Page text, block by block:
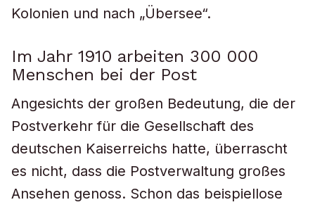
Kolonien und nach „Übersee“.
Im Jahr 1910 arbeiten 300 000
Menschen bei der Post
Angesichts der großen Bedeutung, die der
Postverkehr für die Gesellschaft des
deutschen Kaiserreichs hatte, überrascht
es nicht, dass die Postverwaltung großes
Ansehen genoss. Schon das beispiellose